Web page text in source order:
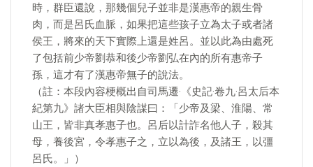
時，群臣還說，那幾個兒子並非是漢惠帝的親生骨
肉，而是呂氏血脈，如果把這些孩子立為太子或者諸
侯王，將來的天下實際上還是姓呂。並以此為由處死
了包括前少帝劉恭和後少帝劉弘在內的所有惠帝子
孫，這才有了漢惠帝無子的說法。
（註：本段內容梗概出自司馬遷·《史記·卷九·呂太后本
紀第九》諸大臣相與陰謀曰：「少帝及梁、淮陽、常
山王，皆非真孝惠子也。呂后以計詐名他人子，殺其
母，養後宮，令孝惠子之，立以為後，及諸王，以彊
呂氏。」）